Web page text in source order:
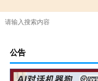
公告